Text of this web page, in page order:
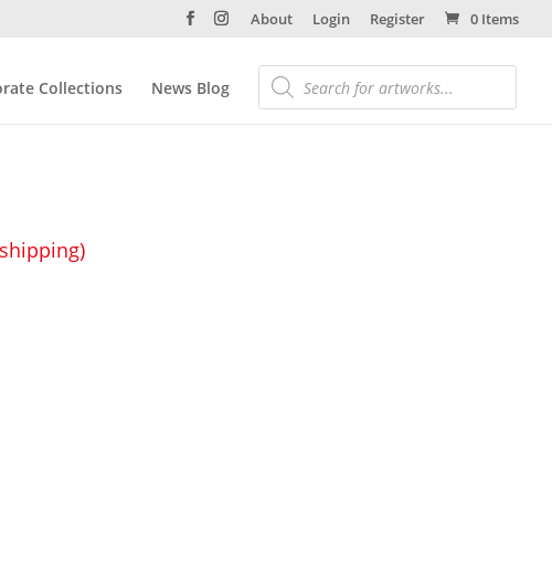
About Login Register 0 Items
Collections News Blog